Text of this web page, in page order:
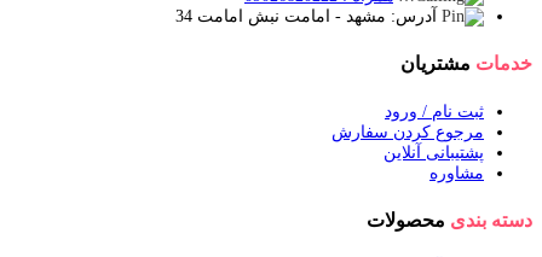
آدرس: مشهد - امامت نبش امامت 34
خدمات مشتریان
ثبت نام / ورود
مرجوع کردن سفارش
پشتیبانی آنلاین
مشاوره
دسته بندی محصولات